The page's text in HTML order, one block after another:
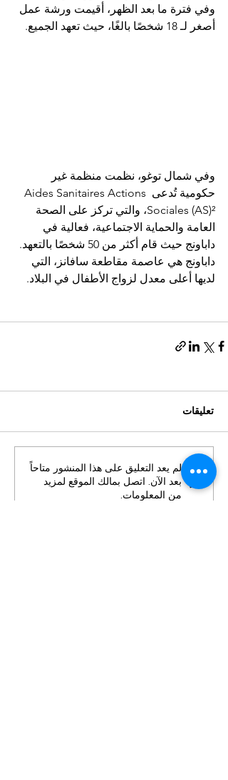
وفي فترة ما بعد الظهر، أقيمت ورشة عمل
أصغر لـ 18 شخصًا بالغًا، حيث تعهد الجميع.
وفي شمال توغو، نظمت منظمة غير
حكومية تُدعى Aides Sanitaires Actions
Sociales (AS)²، والتي تركز على الصحة
العامة والحماية الاجتماعية، فعالية في
داباونج حيث قام أكثر من 50 شخصًا بالتعهد.
داباونج هي عاصمة مقاطعة سافانز، التي
لديها أعلى معدل لزواج الأطفال في البلاد.
تعليقات
لم يعد التعليق على هذا المنشور متاحاً
بعد الآن. اتصل بمالك الموقع لمزيد
من المعلومات.